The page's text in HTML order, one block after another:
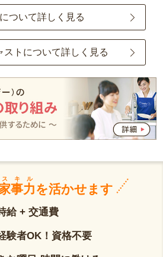
ついて詳しく見る
ストについて詳しく見る
事力
スキル
を活かせます
給 + 交通費
験者OK！資格不要